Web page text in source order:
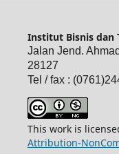
Institut Bisnis dan
Jalan Jend.
28127
Tel / fax :
This work is
Attribution-